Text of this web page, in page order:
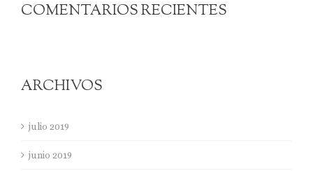
COMENTARIOS RECIENTES
ARCHIVOS
julio 2019
junio 2019